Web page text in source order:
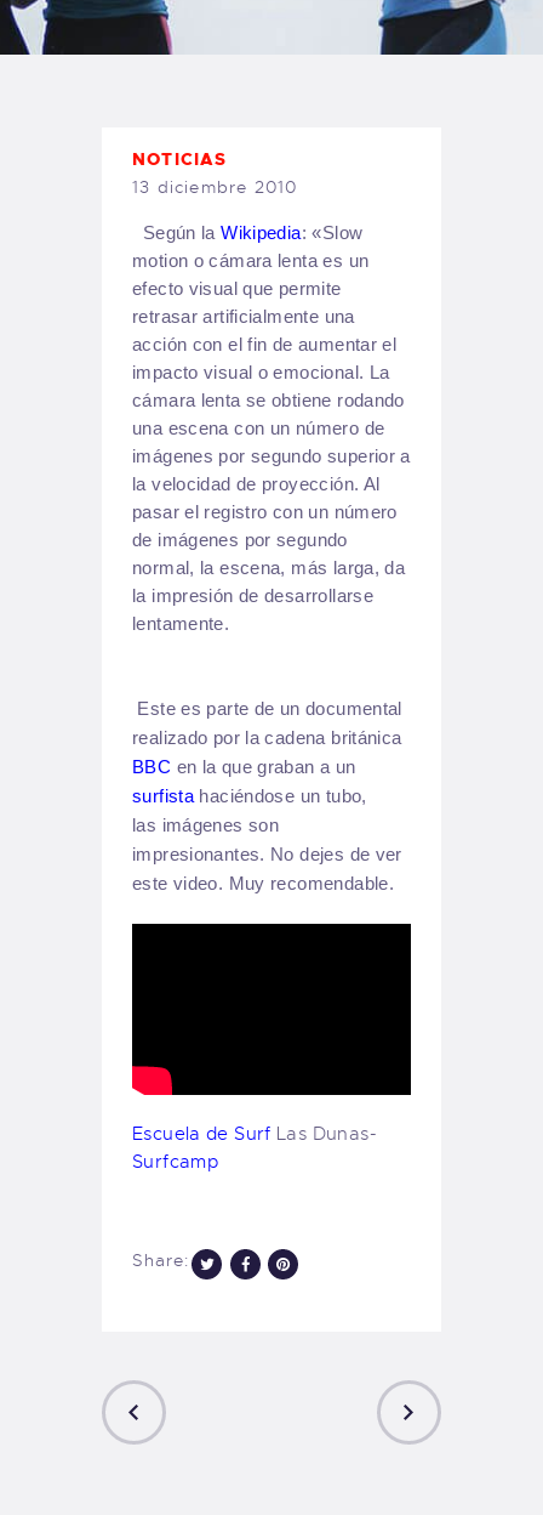
TIENDA FAMILY SURFERS
WEBCAM SALINAS
NOTICIAS
13 diciembre 2010
Según laWikipedia: «Slow
motion o cámara lenta es un
efecto visual que permite
retrasar artificialmente una
acción con el fin de aumentar el
impacto visual o emocional. La
cámara lenta se obtiene rodando
una escena con un número de
imágenes por segundo superior a
la velocidad de proyección. Al
pasar el registro con un número
de imágenes por segundo
normal, la escena, más larga, da
la impresión de desarrollarse
lentamente.
Este es parte de un documental
realizado por la cadena británica
BBC en la que graban a un
surfista haciéndose un tubo,
las imágenes son
impresionantes. No dejes de ver
este video. Muy recomendable.
Escuela de Surf Las Dunas-
Surfcamp
Share: